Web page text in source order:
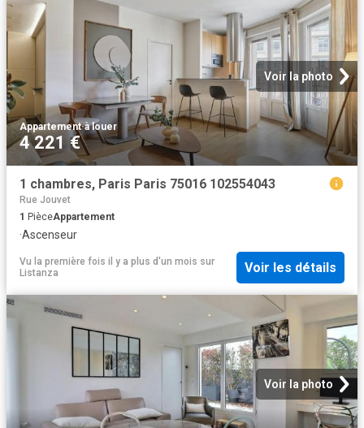
Voir la photo
Appartement·à louer
4 221 €
1 chambres, Paris Paris 75016 102554043
Rue Jouvet
1 PièceAppartement
·Ascenseur
Vu la première fois il y a plus d'un mois sur
Listanza
Voir les détails
Voir la photo